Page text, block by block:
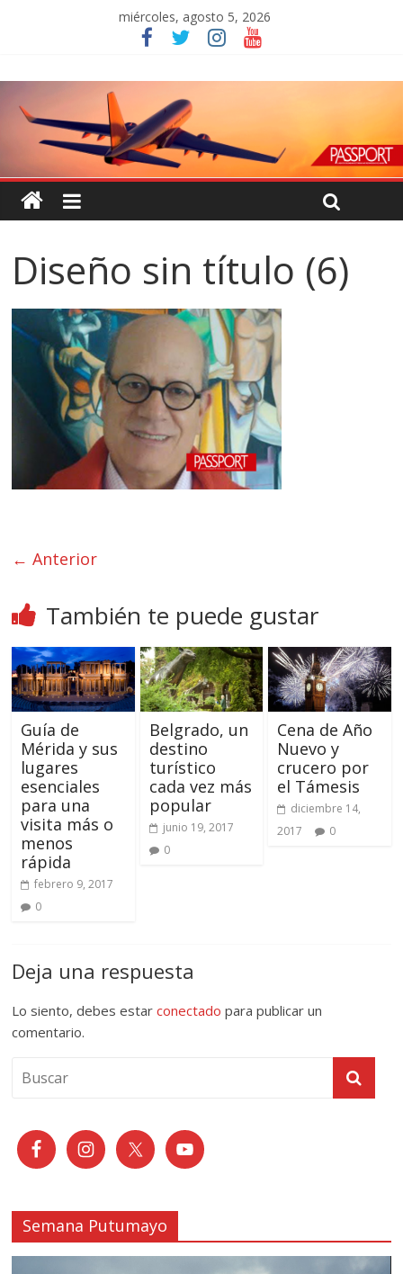
miércoles, agosto 5, 2026
Diseño sin título (6)
← Anterior
También te puede gustar
Guía de
Mérida y sus
lugares
esenciales
para una
visita más o
menos
rápida
febrero 9, 2017
0
Belgrado, un
destino
turístico
cada vez más
popular
junio 19, 2017
0
Cena de Año
Nuevo y
crucero por
el Támesis
diciembre 14,
2017
0
Deja una respuesta
Lo siento, debes estarconectado para publicar un
comentario.
Semana Putumayo